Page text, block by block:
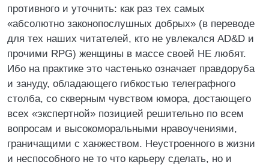
противного и уточнить: как раз тех самых
«абсолютно законопослушных добрых» (в переводе
для тех наших читателей, кто не увлекался АD&D и
прочими RPG) женщины в массе своей НЕ любят.
Ибо на практике это частенько означает правдоруба
и зануду, обладающего гибкостью телеграфного
столба, со скверным чувством юмора, достающего
всех «экспертной» позицией решительно по всем
вопросам и высокоморальными нравоучениями,
граничащими с ханжеством. Неустроенного в жизни
и неспособного не то что карьеру сделать, но и